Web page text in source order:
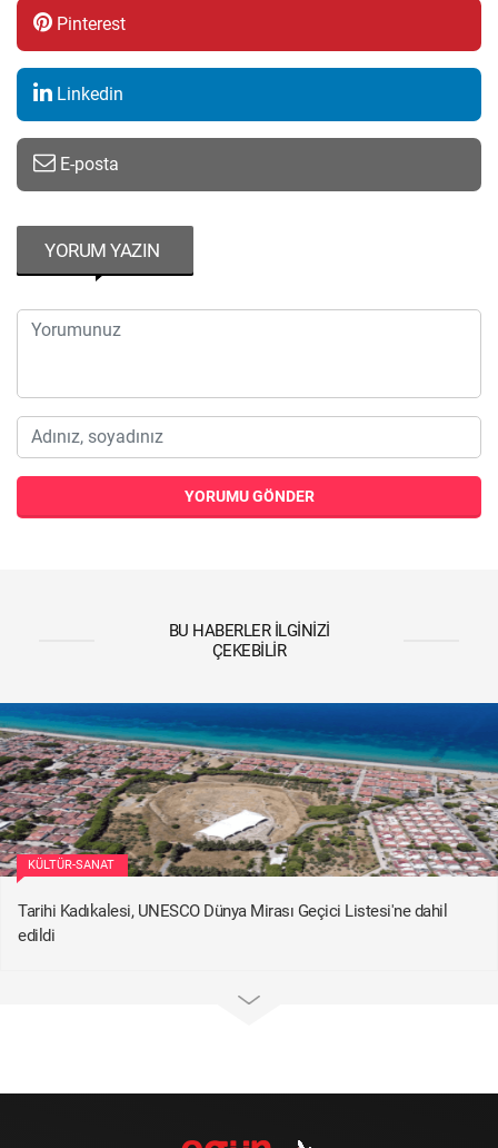
Pinterest
Linkedin
E-posta
YORUM YAZIN
YORUMU GÖNDER
BU HABERLER İLGINIZI
ÇEKEBILIR
KÜLTÜR-SANAT
Tarihi Kadıkalesi, UNESCO Dünya Mirası Geçici Listesi'ne dahil
edildi